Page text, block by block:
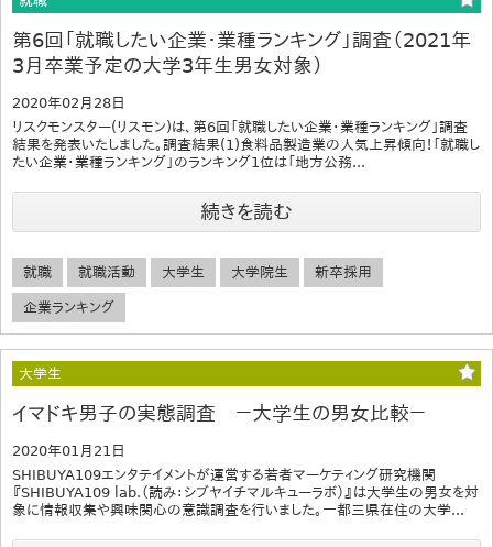
第6回「就職したい企業・業種ランキング」調査（2021年
3月卒業予定の大学3年生男女対象）
2020年02月28日
リスクモンスター(リスモン)は、第6回「就職したい企業・業種ランキング」調査
結果を発表いたしました。調査結果(1)食料品製造業の人気上昇傾向！「就職し
たい企業・業種ランキング」のランキング1位は「地方公務...
続きを読む
就職 就職活動 大学生 大学院生 新卒採用
企業ランキング
大学生
イマドキ男子の実態調査 －大学生の男女比較－
2020年01月21日
SHIBUYA109エンタテイメントが運営する若者マーケティング研究機関
『SHIBUYA109 lab.（読み：シブヤイチマルキューラボ）』は大学生の男女を対
象に情報収集や興味関心の意識調査を行いました。一都三県在住の大学...